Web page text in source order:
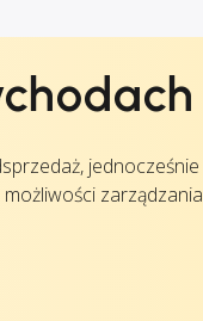
jednocześnie
zarządzania